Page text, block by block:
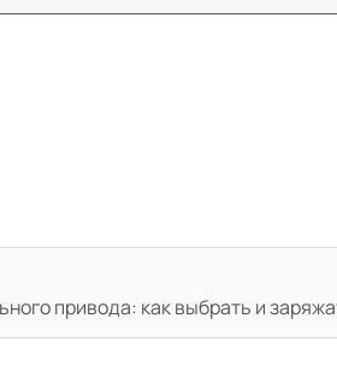
привода: как выбрать и